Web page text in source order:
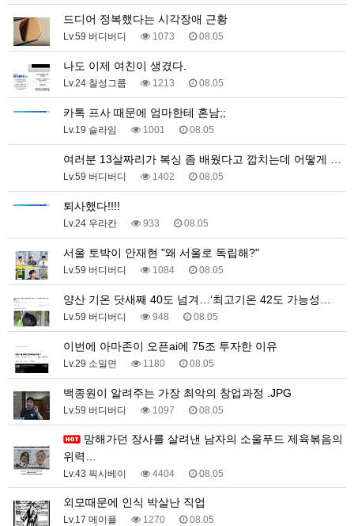
드디어 정복했다는 시각장애 근황
Lv.59 버디버디 1073 08.05
나도 이제 여친이 생겼다.
Lv.24 칠성그룹 1213 08.05
카톡 프사 때문에 엄마한테 혼남;;
Lv.19 슬라임 1001 08.05
여러분 13살짜리가 복싱 좀 배웠다고 깝치는데 어떻게 …
Lv.59 버디버디 1402 08.05
퇴사했다!!!!
Lv.24 우라칸 933 08.05
서울 토박이 안재현 "왜 서울로 독립해?"
Lv.59 버디버디 1084 08.05
양산 기온 닷새째 40도 넘겨…‘최고기온 42도 가능성…
Lv.59 버디버디 948 08.05
이번에 아마존이 오픈ai에 75조 투자한 이유
Lv.29 소밀면 1180 08.05
백종원이 알려주는 가장 최악의 창업과정 .JPG
Lv.59 버디버디 1097 08.05
위력…
Lv.43 픽시베이 4404 08.05
외모때문에 인식 박살난 직업
Lv.17 메이플 1270 08.05